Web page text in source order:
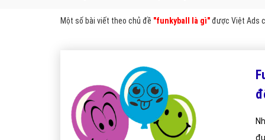
Một số bài viết theo chủ đề "funkyball là gì"được Việt Ads